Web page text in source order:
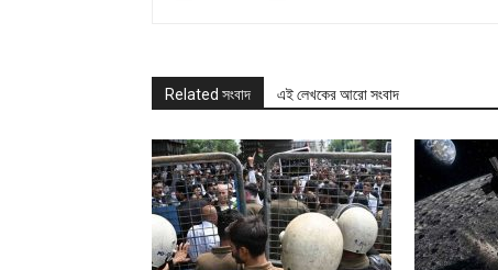
Related সংবাদ এই লেখকের আরো সংবাদ